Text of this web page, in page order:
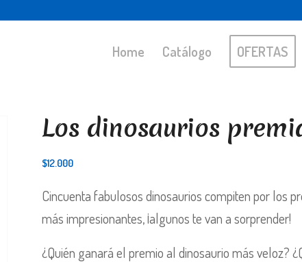
Home Catálogo OFERTAS
Los dinosaurios
$12.000
Cincuenta fabulosos dinosaurios compiten por los
más impresionantes, ¡algunos te van a sorprender!
¿Quién ganará el premio al dinosaurio más veloz?